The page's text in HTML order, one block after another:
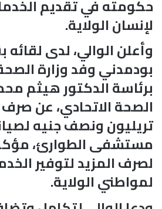
حكومته في تقديم
لإنسان الولاية.
وأعلن الوالي، لدى
بودمدني وفد وزارة
برئاسة الدكتور هيثم
الصحة الاتحادي، عن
تريليون ونصف جنيه
مستشفى الطوارئ،
لصرف المزيد لتوفير
لمواطني الولاية.